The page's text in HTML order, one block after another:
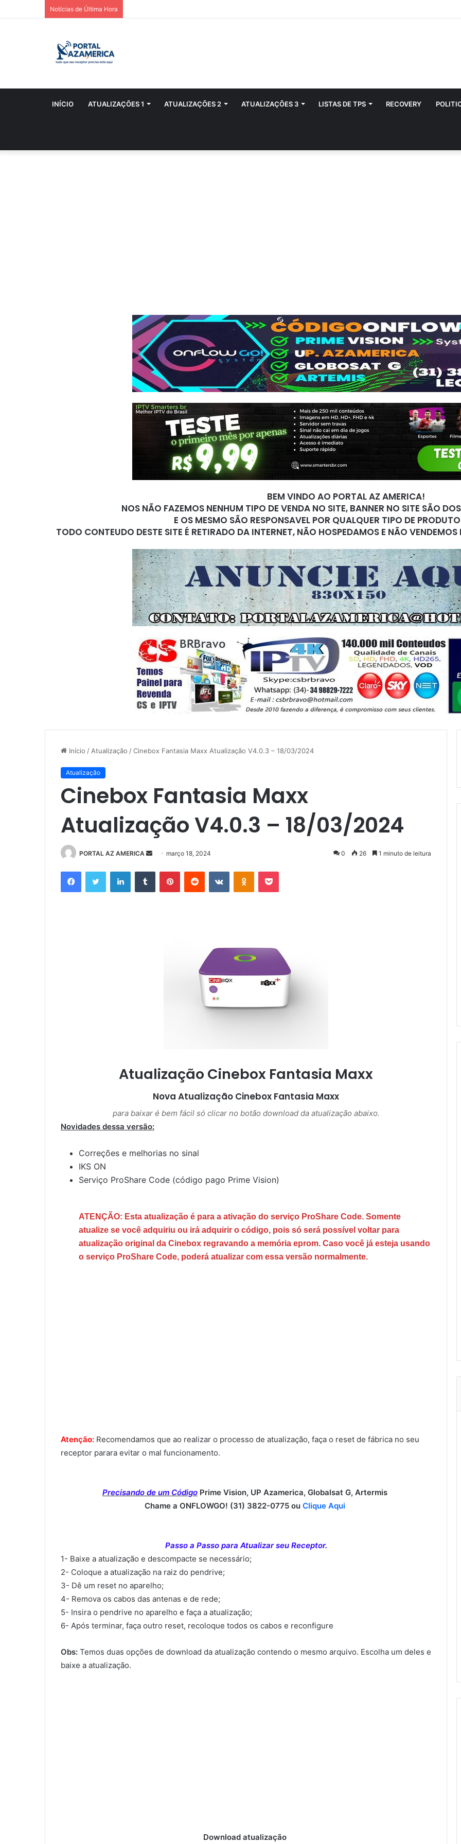
Notícias de Última Hora
INÍCIO ATUALIZAÇÕES 1 ATUALIZAÇÕES 2 ATUALIZAÇÕES 3 LISTAS DE TPS RECOVERY
BEM VINDO AO PORTAL AZ AMERICA!
NOS NÃO FAZEMOS NENHUM TIPO DE VENDA NO SITE, BANNER NO SITE SÃO
E OS MESMO SÃO RESPONSAVEL POR QUALQUER TIPO DE
TODO CONTEUDO DESTE SITE É RETIRADO DA INTERNET, NÃO HOSPEDAMOS E NÃO
Início / Atualização /Cinebox Fantasia Maxx Atualização V4.0.3 – 18/03/2024
Atualização
Cinebox Fantasia Maxx
Atualização V4.0.3 – 18/03/2024
PORTAL AZ AMERICA
d
março 18, 2024 0 26 1 minuto de leitura
Atualização Cinebox Fantasia Maxx
Nova Atualização Cinebox Fantasia Maxx
para baixar é bem fácil só clicar no botão download da atualização abaixo.
Novidades dessa versão:
Correções e melhorias no sinal
IKS ON
Serviço ProShare Code (código pago Prime Vision)
ATENÇÃO: Esta atualização é para a ativação do serviço ProShare Code. Somente
atualize se você adquiriu ou irá adquirir o código, pois só será possível voltar para
atualização original da Cinebox regravando a memória eprom. Caso você já esteja usando
o serviço ProShare Code, poderá atualizar com essa versão normalmente.
Atenção: Recomendamos que ao realizar o processo de atualização, faça o reset de fábrica no seu
receptor parara evitar o mal funcionamento.
Precisando de um Código Prime Vision, UP Azamerica, Globalsat G, Artermis
Chame a ONFLOWGO! (31) 3822-0775 ou Clique Aqui
Passo a Passo para Atualizar seu Receptor.
1- Baixe a atualização e descompacte se necessário;
2- Coloque a atualização na raiz do pendrive;
3- Dê um reset no aparelho;
4- Remova os cabos das antenas e de rede;
5- Insira o pendrive no aparelho e faça a atualização;
6- Após terminar, faça outro reset, recoloque todos os cabos e reconfigure
Obs: Temos duas opções de download da atualização contendo o mesmo arquivo. Escolha um deles e
baixe a atualização.
Download atualização